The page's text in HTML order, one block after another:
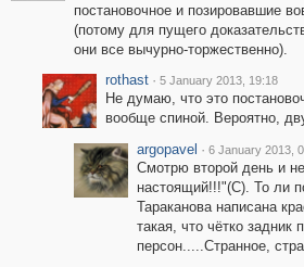
постановочное и позировавшие
(потому для пущего
они все вычурно-торжественно).
rothast · 5 January 2013, 19:18
Не думаю, что это
вообще спиной. Вероятно,
argopavel · 6 January 2013,
Смотрю второй день и
настоящий!!!"(C). То ли
Тараканова написана
такая, что чётко задник
персон.....Странное,